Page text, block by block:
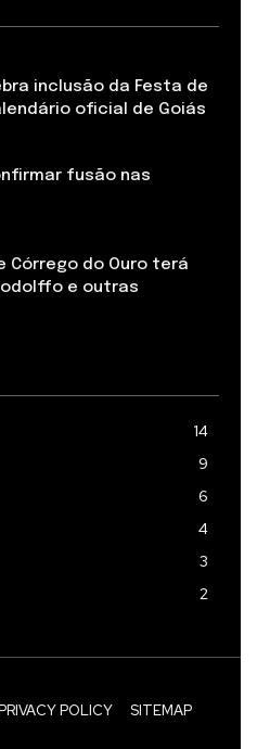
inclusão da Festa de
oficial de Goiás
fusão nas
Córrego do Ouro terá
e outras
14
9
6
4
3
2
POLICY SITEMAP